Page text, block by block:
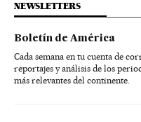
NEWSLETTERS
Boletín de América
Cada semana en tu cuenta de
reportajes y análisis de los
más relevantes del continente.